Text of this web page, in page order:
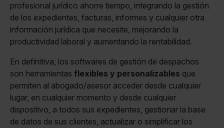
profesional jurídico ahorre tiempo, integrando la gestión
de los expedientes, facturas, informes y cualquier otra
información jurídica que necesite, mejorando la
productividad laboral y aumentando la rentabilidad.
En definitiva, los softwares de gestión de despachos
son herramientas flexibles y personalizables que
permiten al abogado/asesor acceder desde cualquier
lugar, en cualquier momento y desde cualquier
dispositivo, a todos sus expedientes, gestionar la base
de datos de sus clientes, actualizar o simplificar los